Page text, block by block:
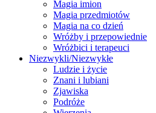
Magia imion
Magia przedmiotów
Magia na co dzień
Wróżby i przepowiednie
Wróżbici i terapeuci
Niezwykli/Niezwykłe
Ludzie i życie
Znani i lubiani
Zjawiska
Podróże